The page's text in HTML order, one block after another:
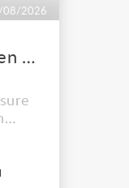
08/2026
URGENT rideaux en velours de soie
un